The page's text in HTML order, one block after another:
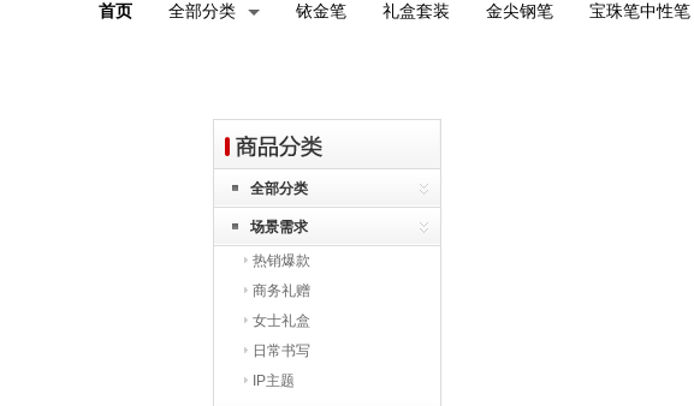
首页
全部分类 铱金笔 礼盒套装 金尖钢笔 宝珠笔中性笔
全部分类
场景需求
热销爆款
商务礼赠
女士礼盒
日常书写
IP主题